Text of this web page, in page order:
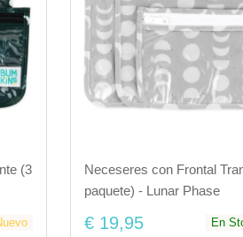
(3
Neceseres con Frontal
paquete) - Lunar Phase
€ 19,95 En